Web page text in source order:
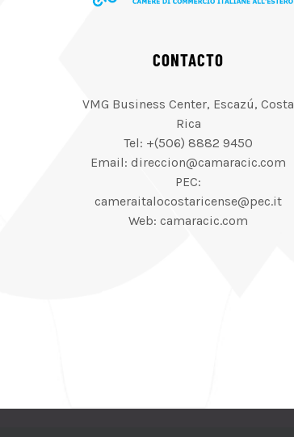
CONTACTO
VMG Business Center, Escazú, Costa
Rica
Tel: +(506) 8882 9450
Email: direccion@camaracic.com
PEC:
cameraitalocostaricense@pec.it
Web: camaracic.com